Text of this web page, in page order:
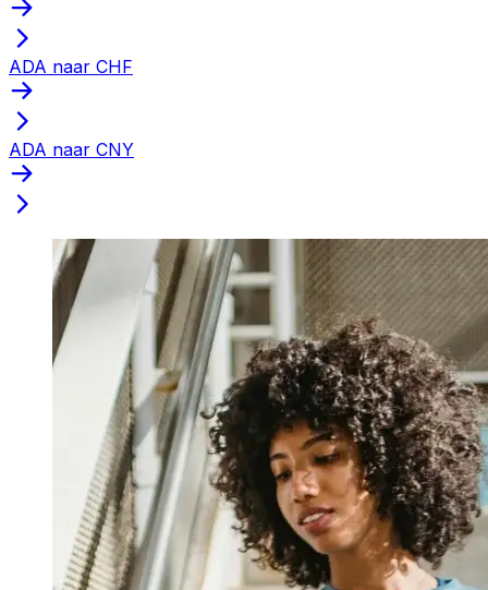
ADA naar CHF
ADA naar CNY